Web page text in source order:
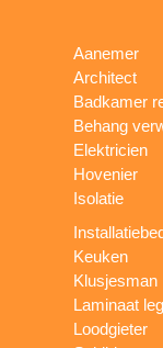
Aanemer
Architect
Badkamer
Behang
Elektricien
Hovenier
Isolatie
Keuken
Klusjesman
Laminaat
Loodgieter